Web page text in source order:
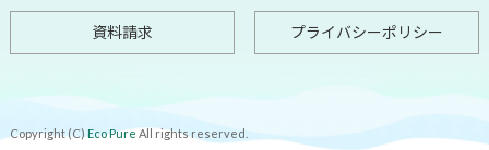
資料請求 プライバシーポリシー
Copyright (C) Eco Pure All rights reserved.